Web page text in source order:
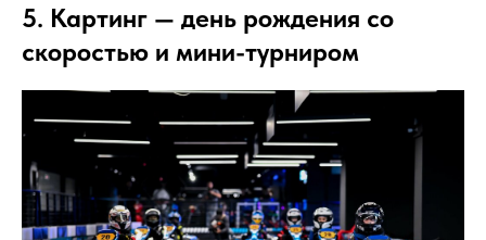
5. Картинг — день рождения со
скоростью и мини-турниром